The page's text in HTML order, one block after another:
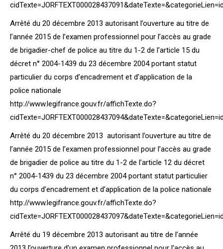
Arrêté du 20 décembre 2013 autorisant l’ouverture au titre de
l’année 2015 de l’examen professionnel pour l’accès au grade
de brigadier-chef de police au titre du 1-2 de l’article 15 du
décret n° 2004-1439 du 23 décembre 2004 portant statut
particulier du corps d’encadrement et d’application de la
police nationale
http://www.legifrance.gouv.fr/affichTexte.do?
Arrêté du 20 décembre 2013 autorisant l’ouverture au titre de
l’année 2015 de l’examen professionnel pour l’accès au grade
de brigadier de police au titre du 1-2 de l’article 12 du décret
n° 2004-1439 du 23 décembre 2004 portant statut particulier
du corps d’encadrement et d’application de la police nationale
http://www.legifrance.gouv.fr/affichTexte.do?
Arrêté du 19 décembre 2013 autorisant au titre de l’année